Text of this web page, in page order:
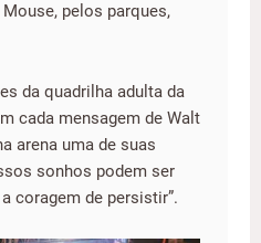
pelos parques,
da quadrilha adulta da
cada mensagem de Walt
arena uma de suas
sonhos podem ser
coragem de persistir”.